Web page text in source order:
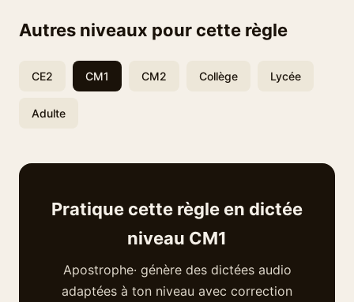
Autres niveaux pour cette règle
CE2 CM1 CM2 Collège Lycée
Adulte
Pratique cette règle en dictée
niveau CM1
Apostrophe· génère des dictées audio
adaptées à ton niveau avec correction